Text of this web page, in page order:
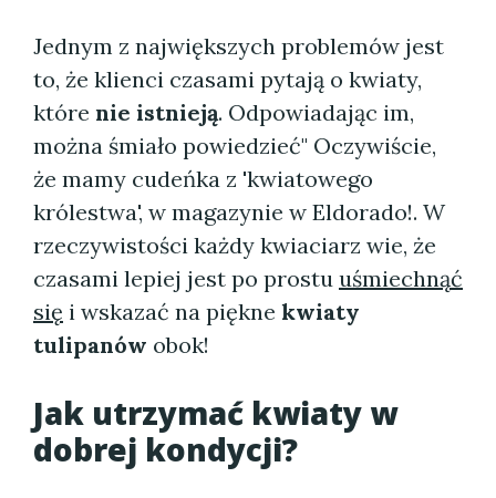
Jednym z największych problemów jest
to, że klienci czasami pytają o kwiaty,
które nie istnieją. Odpowiadając im,
można śmiało powiedzieć" Oczywiście,
że mamy cudeńka z 'kwiatowego
królestwa', w magazynie w Eldorado!. W
rzeczywistości każdy kwiaciarz wie, że
czasami lepiej jest po prostu uśmiechnąć
się i wskazać na piękne kwiaty
tulipanów obok!
Jak utrzymać kwiaty w
dobrej kondycji?